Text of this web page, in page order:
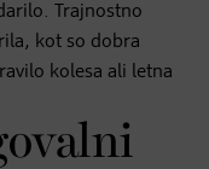
Trajnostno
kot so dobra
kolesa ali letna